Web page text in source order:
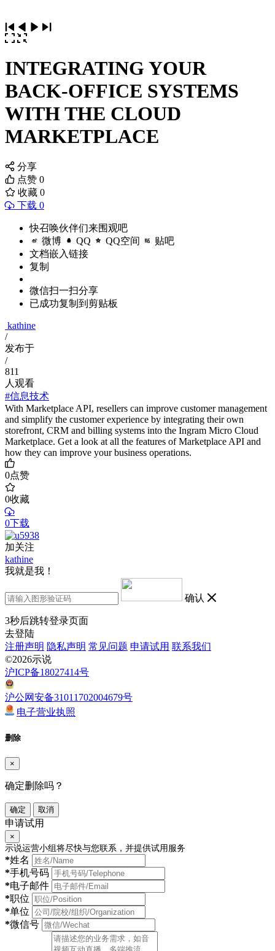
INTEGRATING YOUR
BACK-OFFICE SYSTEMS
WITH THE CLOUD
MARKETPLACE
分享
点赞 0
收藏 0
下载 0
快召唤伙伴们来围观吧
微博 QQ QQ空间 贴吧
文档嵌入链接
复制
微信扫一扫分享
已成功复制到剪贴板
kathine
/
发布于
/
811
人观看
#信息技术
With Marketplace API, resellers can improve customer management
and simplify the customer experience by integrating their own
storefront, CRM and billing systems into the Ingram Micro Cloud
Marketplace. Get a look at all the features of Marketplace API and
how they can improve your business operations.
0点赞
0收藏
0下载
加关注
kathine
我就是我！
确认
3秒后跳转登录页面
去登陆
注册声明 隐私声明 常见问题 申请试用 联系我们
©2026示说
沪ICP备18027414号
沪公网安备31011702004679号
电子营业执照
删除
×
确定删除吗？
确定 取消
申请试用
×
示说运营小组将尽快与您联系，并提供试用服务
*姓名
*手机号码
*电子邮件
*职位
*单位
*微信号